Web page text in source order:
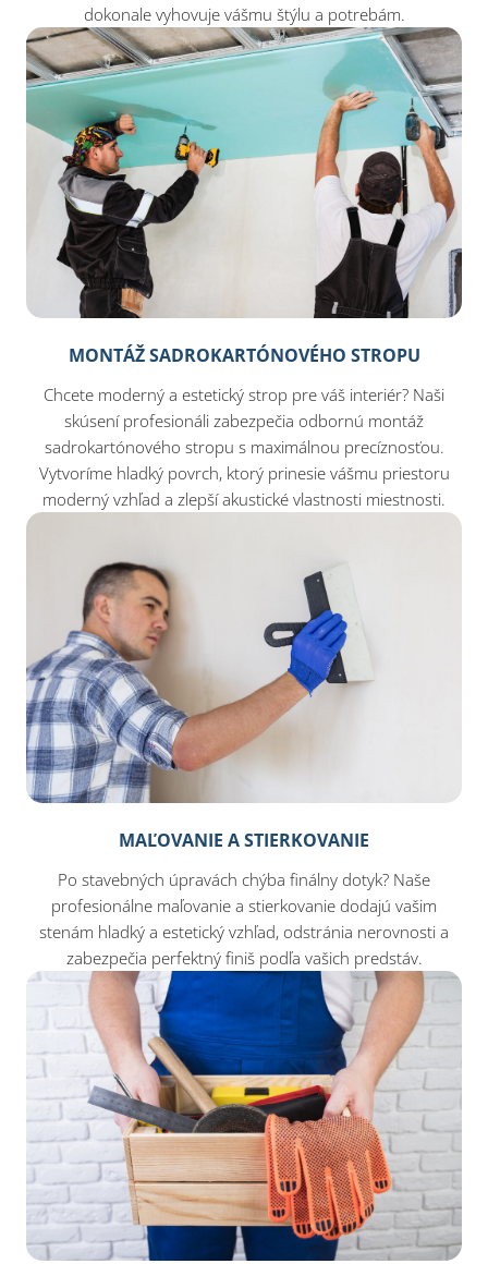
dokonale vyhovuje vášmu štýlu a potrebám.
MONTÁŽ SADROKARTÓNOVÉHO STROPU
Chcete moderný a estetický strop pre váš interiér? Naši
skúsení profesionáli zabezpečia odbornú montáž
sadrokartónového stropu s maximálnou precíznosťou.
Vytvoríme hladký povrch, ktorý prinesie vášmu priestoru
moderný vzhľad a zlepší akustické vlastnosti miestnosti.
MAĽOVANIE A STIERKOVANIE
Po stavebných úpravách chýba finálny dotyk? Naše
profesionálne maľovanie a stierkovanie dodajú vašim
stenám hladký a estetický vzhľad, odstránia nerovnosti a
zabezpečia perfektný finiš podľa vašich predstáv.